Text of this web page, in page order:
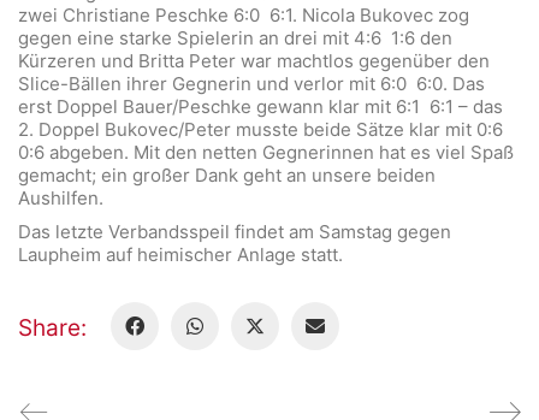
zwei Christiane Peschke 6:0 6:1. Nicola Bukovec zog
gegen eine starke Spielerin an drei mit 4:6 1:6 den
Kürzeren und Britta Peter war machtlos gegenüber den
Slice-Bällen ihrer Gegnerin und verlor mit 6:0 6:0. Das
erst Doppel Bauer/Peschke gewann klar mit 6:1 6:1 – das
2. Doppel Bukovec/Peter musste beide Sätze klar mit 0:6
0:6 abgeben. Mit den netten Gegnerinnen hat es viel Spaß
gemacht; ein großer Dank geht an unsere beiden
Aushilfen.
Das letzte Verbandsspeil findet am Samstag gegen
Laupheim auf heimischer Anlage statt.
Share: